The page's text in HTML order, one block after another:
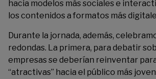
hacia modelos más sociales e
los contenidos a formatos más
Durante la jornada, además,
redondas. La primera, para debatir
empresas se deberían reinventar
“atractivas” hacia el público más